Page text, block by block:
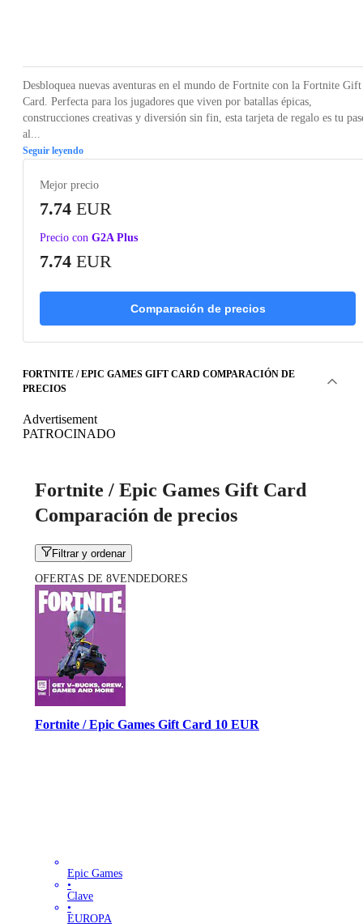
Desbloquea nuevas aventuras en el mundo de Fortnite con la Fortnite Gift
Card. Perfecta para los jugadores que viven por batallas épicas,
construcciones creativas y diversión sin fin, esta tarjeta de regalo es tu
al...
Seguir leyendo
Mejor precio
7.74 EUR
Precio con G2A Plus
7.74 EUR
Comparación de precios
FORTNITE / EPIC GAMES GIFT CARD COMPARACIÓN DE
PRECIOS
Advertisement
PATROCINADO
Fortnite / Epic Games Gift Card
Comparación de precios
Filtrar y ordenar
OFERTAS DE 8VENDEDORES
Fortnite / Epic Games Gift Card 10 EUR
Epic Games
•
Clave
•
EUROPA